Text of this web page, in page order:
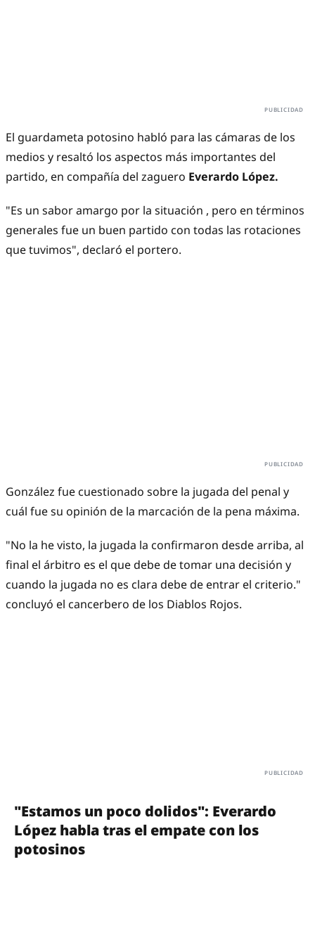
El guardameta potosino habló para las cámaras de los
medios y resaltó los aspectos más importantes del
partido, en compañía del zaguero Everardo López.
"Es un sabor amargo por la situación , pero en términos
generales fue un buen partido con todas las rotaciones
que tuvimos", declaró el portero.
González fue cuestionado sobre la jugada del penal y
cuál fue su opinión de la marcación de la pena máxima.
"No la he visto, la jugada la confirmaron desde arriba, al
final el árbitro es el que debe de tomar una decisión y
cuando la jugada no es clara debe de entrar el criterio."
concluyó el cancerbero de los Diablos Rojos.
"Estamos un poco dolidos": Everardo
López habla tras el empate con los
potosinos